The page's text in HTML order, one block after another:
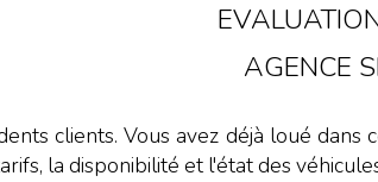
AGENCE
clients. Vous avez déjà loué
la disponibilité et l'état des